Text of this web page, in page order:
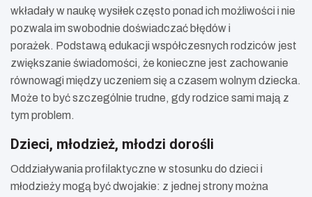
wkładały w naukę wysiłek często ponad ich możliwości i nie
pozwala im swobodnie doświadczać błędów i
porażek. Podstawą edukacji współczesnych rodziców jest
zwiększanie świadomości, że konieczne jest zachowanie
równowagi między uczeniem się a czasem wolnym dziecka.
Może to być szczególnie trudne, gdy rodzice sami mają z
tym problem.
Dzieci, młodzież, młodzi dorośli
Oddziaływania profilaktyczne w stosunku do dzieci i
młodzieży mogą być dwojakie: z jednej strony można